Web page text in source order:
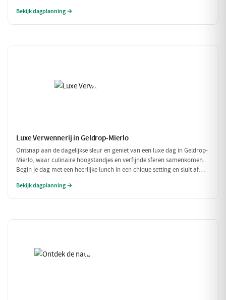
hap.
Bekijk dagplanning →
Luxe Verwennerij in Geldrop-Mierlo
Ontsnap aan de dagelijkse sleur en geniet van een luxe dag in Geldrop-
Mierlo, waar culinaire hoogstandjes en verfijnde sferen samenkomen.
Begin je dag met een heerlijke lunch in een chique setting en sluit af
compleet met een ontspannen fietstocht door de prachtige omgeving!
Bekijk dagplanning →